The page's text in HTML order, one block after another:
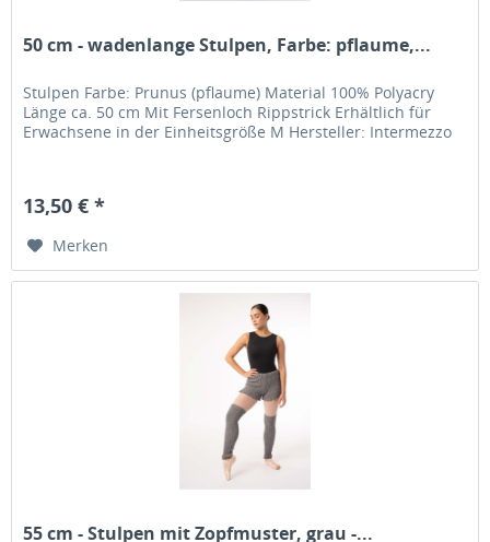
50 cm - wadenlange Stulpen, Farbe: pflaume,...
Stulpen Farbe: Prunus (pflaume) Material 100% Polyacry
Länge ca. 50 cm Mit Fersenloch Rippstrick Erhältlich für
Erwachsene in der Einheitsgröße M Hersteller: Intermezzo
13,50 € *
Merken
55 cm - Stulpen mit Zopfmuster, grau -...